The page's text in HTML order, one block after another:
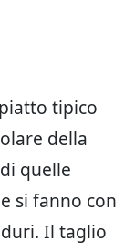
tipico
della
quelle
si fanno con
Il taglio